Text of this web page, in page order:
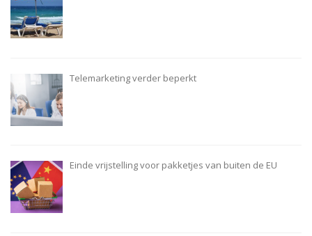
Telemarketing verder beperkt
Einde vrijstelling voor pakketjes van buiten de EU